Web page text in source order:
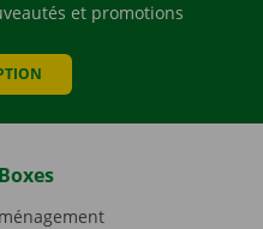
et promotions